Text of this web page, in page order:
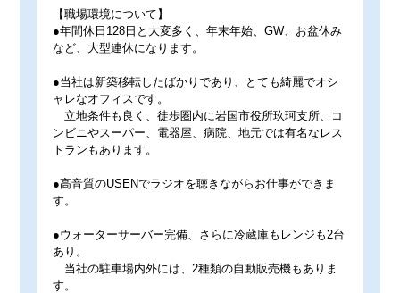
【職場環境について】
●年間休日128日と大変多く、年末年始、GW、お盆休み
など、大型連休になります。
●当社は新築移転したばかりであり、とても綺麗でオシ
ャレなオフィスです。
立地条件も良く、徒歩圏内に岩国市役所玖珂支所、コ
ンビニやスーパー、電器屋、病院、地元では有名なレス
トランもあります。
●高音質のUSENでラジオを聴きながらお仕事ができま
す。
●ウォーターサーバー完備、さらに冷蔵庫もレンジも2台
あり。
当社の駐車場内外には、2種類の自動販売機もありま
す。